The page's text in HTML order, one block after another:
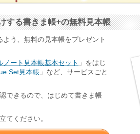
する書きま帳+の無料見本帳
よう、無料の見本帳をプレゼント
ノート見本帳基本セット 」をはじ
Set見本帳 」など、サービスごと
できるので、はじめて書きま帳
てください。